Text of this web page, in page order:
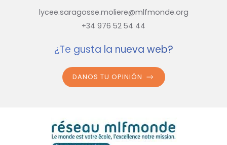
lycee.saragosse.moliere@mlfmonde.org
+34 976 52 54 44
¿Te gusta la nueva web?
DANOS TU OPINIÓN